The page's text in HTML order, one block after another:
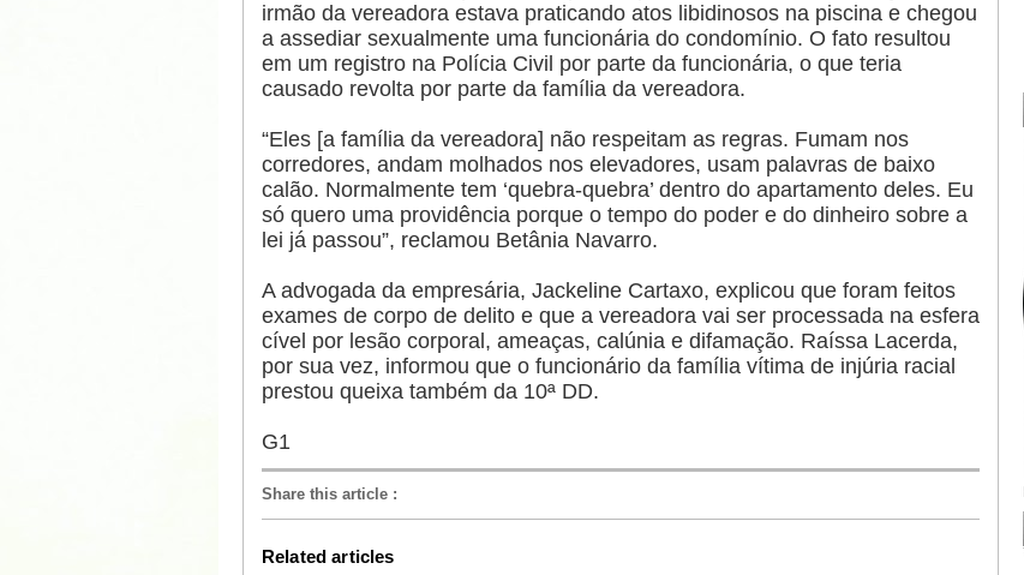
irmão da vereadora estava praticando atos libidinosos na piscina e chegou
a assediar sexualmente uma funcionária do condomínio. O fato resultou
em um registro na Polícia Civil por parte da funcionária, o que teria
causado revolta por parte da família da vereadora.
“Eles [a família da vereadora] não respeitam as regras. Fumam nos
corredores, andam molhados nos elevadores, usam palavras de baixo
calão. Normalmente tem ‘quebra-quebra’ dentro do apartamento deles. Eu
só quero uma providência porque o tempo do poder e do dinheiro sobre a
lei já passou”, reclamou Betânia Navarro.
A advogada da empresária, Jackeline Cartaxo, explicou que foram feitos
exames de corpo de delito e que a vereadora vai ser processada na esfera
cível por lesão corporal, ameaças, calúnia e difamação. Raíssa Lacerda,
por sua vez, informou que o funcionário da família vítima de injúria racial
prestou queixa também da 10ª DD.
G1
Share this article :
Related articles